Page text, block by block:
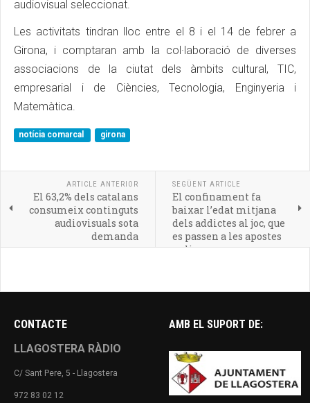
audiovisual seleccionat.
Les activitats tindran lloc entre el 8 i el 14 de febrer a
Girona, i comptaran amb la col·laboració de diverses
associacions de la ciutat dels àmbits cultural, TIC,
empresarial i de Ciències, Tecnologia, Enginyeria i
Matemàtica.
notícia comarcal girona
ARTICLE ANTERIOR
El 63,2% dels catalans
consumeix continguts
audiovisuals sota
demanda
SEGÜENT ARTICLE
El confinament fa
baixar l’edat mitjana
dels addictes al joc, que
es passen a les apostes
online
CONTACTE
LLAGOSTERA RÀDIO
C/ Sant Pere, 5 - Llagostera
972 83 02 12
AMB EL SUPORT DE: